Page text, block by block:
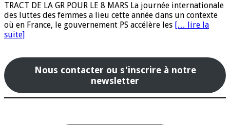
TRACT DE LA GR POUR LE 8 MARS La journée internationale
des luttes des femmes a lieu cette année dans un contexte
où en France, le gouvernement PS accélère les [… lire la
suite]
Nous contacter ou s'inscrire à notre
newsletter